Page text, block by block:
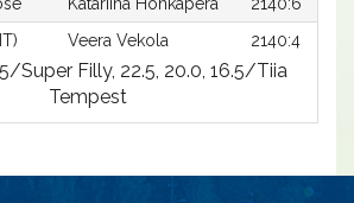
Veera Vekola 2140:4
Super Filly, 22.5, 20.0, 16.5/Tiia
Tempest